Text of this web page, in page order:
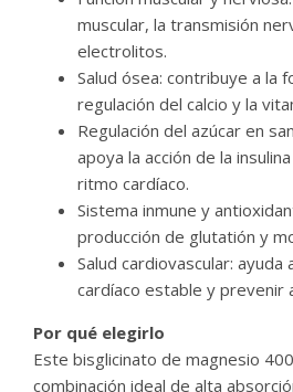
muscular, la transmisión
electrolitos.
Salud ósea: contribuye a la
regulación del calcio y la
Regulación del azúcar en
apoya la acción de la
ritmo cardíaco.
Sistema inmune y
producción de glutatión y
Salud cardiovascular:
cardíaco estable y prevenir
Por qué elegirlo
Este bisglicinato de magnesio
combinación ideal de alta